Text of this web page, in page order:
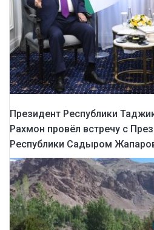
Президент Республики
Рахмон провёл встречу с
Республики Садыром